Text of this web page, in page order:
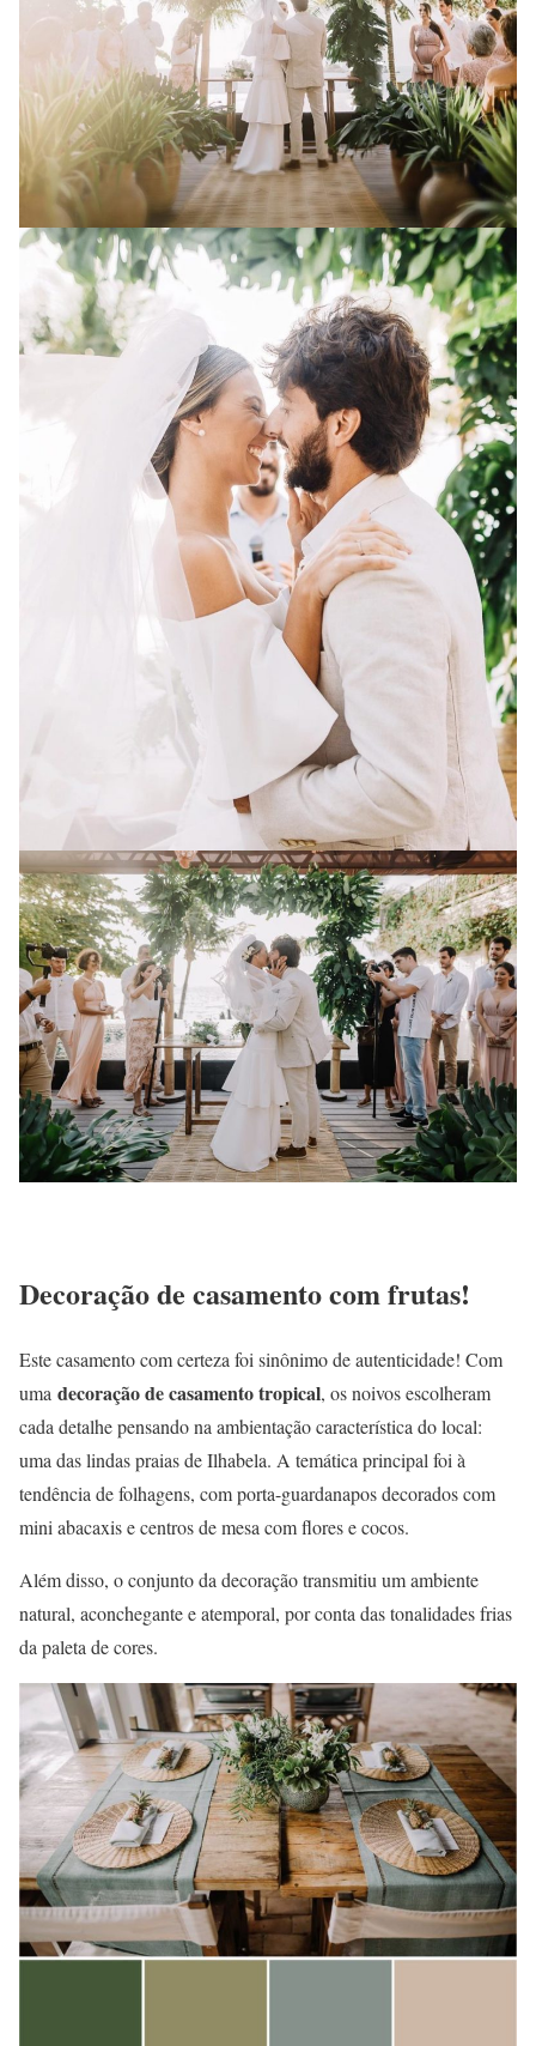
Decoração de casamento com frutas!
Este casamento com certeza foi sinônimo de autenticidade! Com
uma decoração de casamento tropical, os noivos escolheram
cada detalhe pensando na ambientação característica do local:
uma das lindas praias de Ilhabela. A temática principal foi à
tendência de folhagens, com porta-guardanapos decorados com
mini abacaxis e centros de mesa com flores e cocos.
Além disso, o conjunto da decoração transmitiu um ambiente
natural, aconchegante e atemporal, por conta das tonalidades frias
da paleta de cores.